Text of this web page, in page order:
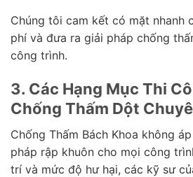
Chúng tôi cam kết có mặt nhanh
phí và đưa ra giải pháp chống
công trình.
3. Các Hạng Mục Thi
Chống Thấm Dột
Chống Thấm Bách Khoa không
pháp rập khuôn cho mọi công
trí và mức độ hư hại, các kỹ sư